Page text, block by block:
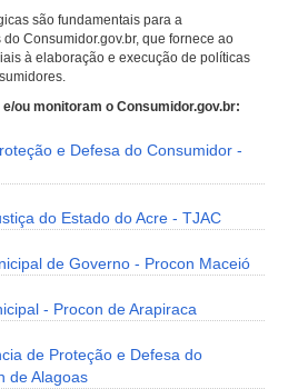
são fundamentais para a
Consumidor.gov.br, que fornece ao
à elaboração e execução de políticas
ou monitoram o Consumidor.gov.br:
e Defesa do Consumidor -
do Estado do Acre - TJAC
de Governo - Procon Maceió
- Procon de Arapiraca
de Proteção e Defesa do
de Alagoas